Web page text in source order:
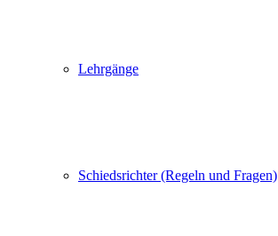
Lehrgänge
Schiedsrichter (Regeln und Fragen)